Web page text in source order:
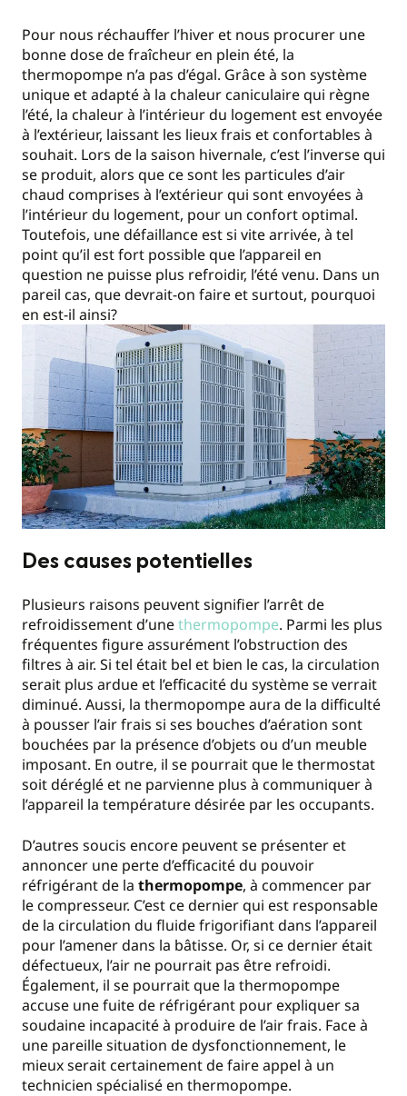
Pour nous réchauffer l’hiver et nous procurer une
bonne dose de fraîcheur en plein été, la
thermopompe n’a pas d’égal. Grâce à son système
unique et adapté à la chaleur caniculaire qui règne
l’été, la chaleur à l’intérieur du logement est envoyée
à l’extérieur, laissant les lieux frais et confortables à
souhait. Lors de la saison hivernale, c’est l’inverse qui
se produit, alors que ce sont les particules d’air
chaud comprises à l’extérieur qui sont envoyées à
l’intérieur du logement, pour un confort optimal.
Toutefois, une défaillance est si vite arrivée, à tel
point qu’il est fort possible que l’appareil en
question ne puisse plus refroidir, l’été venu. Dans un
pareil cas, que devrait-on faire et surtout, pourquoi
en est-il ainsi?
Des causes potentielles
Plusieurs raisons peuvent signifier l’arrêt de
refroidissement d’unethermopompe. Parmi les plus
fréquentes figure assurément l’obstruction des
filtres à air. Si tel était bel et bien le cas, la circulation
serait plus ardue et l’efficacité du système se verrait
diminué. Aussi, la thermopompe aura de la difficulté
à pousser l’air frais si ses bouches d’aération sont
bouchées par la présence d’objets ou d’un meuble
imposant. En outre, il se pourrait que le thermostat
soit déréglé et ne parvienne plus à communiquer à
l’appareil la température désirée par les occupants.
D’autres soucis encore peuvent se présenter et
annoncer une perte d’efficacité du pouvoir
réfrigérant de la thermopompe, à commencer par
le compresseur. C’est ce dernier qui est responsable
de la circulation du fluide frigorifiant dans l’appareil
pour l’amener dans la bâtisse. Or, si ce dernier était
défectueux, l’air ne pourrait pas être refroidi.
Également, il se pourrait que la thermopompe
accuse une fuite de réfrigérant pour expliquer sa
soudaine incapacité à produire de l’air frais. Face à
une pareille situation de dysfonctionnement, le
mieux serait certainement de faire appel à un
technicien spécialisé en thermopompe.